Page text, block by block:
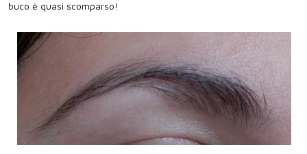
buco è quasi scomparso!